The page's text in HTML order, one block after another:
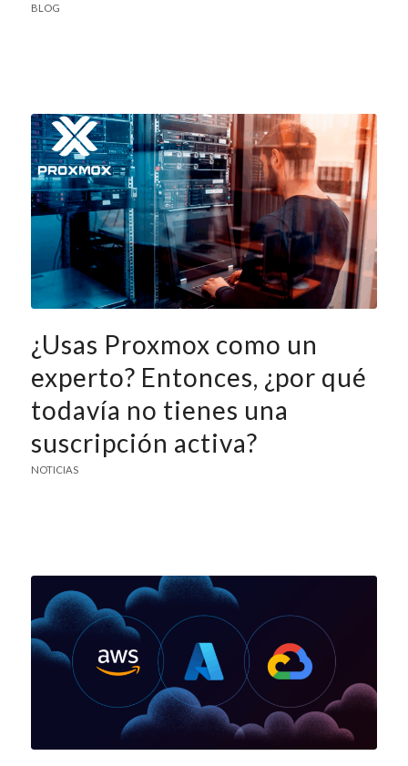
BLOG
¿Usas Proxmox como un
experto? Entonces, ¿por qué
todavía no tienes una
suscripción activa?
NOTICIAS